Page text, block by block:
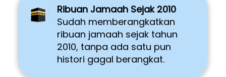
Ribuan Jamaah Sejak 2010
Sudah memberangkatkan
ribuan jamaah sejak tahun
2010, tanpa ada satu pun
histori gagal berangkat.